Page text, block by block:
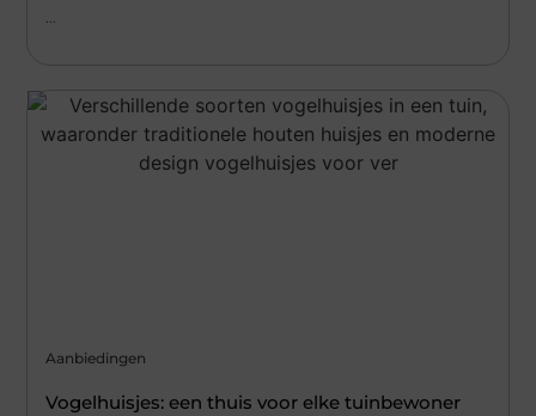
...
Aanbiedingen
Vogelhuisjes: een thuis voor elke tuinbewoner